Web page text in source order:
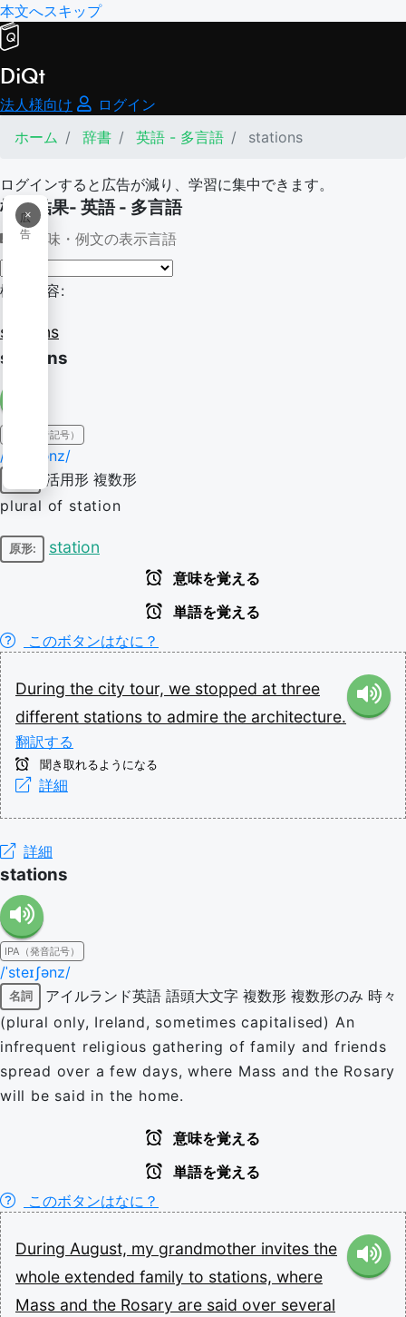
本文へスキップ
DiQt
法人様向け
ログイン
ホーム
辞書 英語 - 多言語 stations
ログインすると広告が減り、学習に集中できます。
×
広
告
検索結果- 英語 - 多言語
意味・例文の表示言語
検索内容:
stations
stations
IPA（発音記号）
/ˈsteɪʃənz/
活用形 複数形
plural of station
原形: station
意味を覚える
単語を覚える
このボタンはなに？
During the city tour, we stopped at three
different stations to admire the architecture.
翻訳する
聞き取れるようになる
詳細
詳細
stations
IPA（発音記号）
/ˈsteɪʃənz/
名詞 アイルランド英語 語頭大文字 複数形 複数形のみ 時々
(plural only, Ireland, sometimes capitalised) An
infrequent religious gathering of family and friends
spread over a few days, where Mass and the Rosary
will be said in the home.
意味を覚える
単語を覚える
このボタンはなに？
During August, my grandmother invites the
whole extended family to stations, where
Mass and the Rosary are said over several